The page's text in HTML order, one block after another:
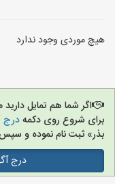
هیچ موردی وجود ندارد
اگر شما هم تمایل
برای شروع روی دکمهدرج
بذر» ثبت نام نموده و
درج